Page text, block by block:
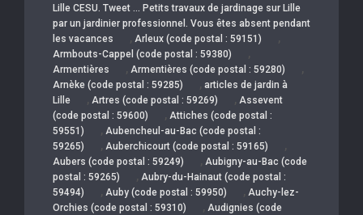
Lille CESU. Tweet … Petits travaux de jardinage sur Lille
par un jardinier professionnel. Vous êtes absent pendant
les vacances
, Arleux (code postal : 59151) ,
Armbouts-Cappel (code postal : 59380) ,
Armentières , Armentières (code postal : 59280) ,
Arnèke (code postal : 59285) , articles de jardin à
Lille
, Artres (code postal : 59269) , Assevent
(code postal : 59600)
, Attiches (code postal :
59551)
, Aubencheul-au-Bac (code postal :
59265)
, Auberchicourt (code postal : 59165) ,
Aubers (code postal : 59249) , Aubigny-au-Bac (code
postal : 59265)
, Aubry-du-Hainaut (code postal :
59494)
, Auby (code postal : 59950) , Auchy-lez-
Orchies (code postal : 59310)
, Audignies (code